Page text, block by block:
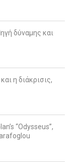
δύναμης και
η διάκρισις,
“Odysseus”,